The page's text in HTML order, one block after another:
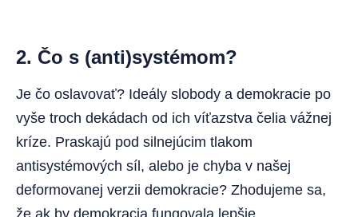
2. Čo s (anti)systémom?
Je čo oslavovať? Ideály slobody a demokracie po
vyše troch dekádach od ich víťazstva čelia vážnej
kríze. Praskajú pod silnejúcim tlakom
antisystémových síl, alebo je chyba v našej
deformovanej verzii demokracie? Zhodujeme sa,